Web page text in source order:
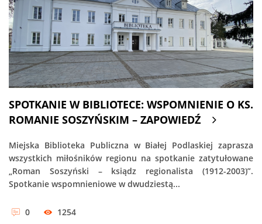
SPOTKANIE W BIBLIOTECE: WSPOMNIENIE O KS.
ROMANIE SOSZYŃSKIM – ZAPOWIEDŹ
Miejska Biblioteka Publiczna w Białej Podlaskiej zaprasza
wszystkich miłośników regionu na spotkanie zatytułowane
„Roman Soszyński – ksiądz regionalista (1912-2003)”.
Spotkanie wspomnieniowe w dwudziestą...
0 1254